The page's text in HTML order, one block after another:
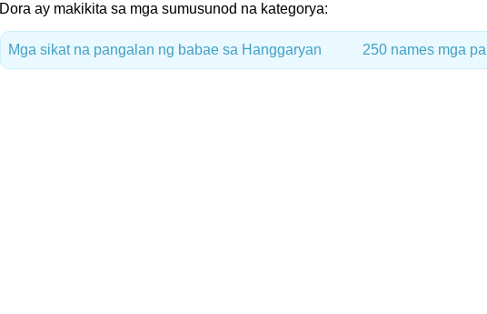
Dora ay makikita sa mga sumusunod na kategorya:
Mga sikat na pangalan ng babae sa Hanggaryan 250 names mga